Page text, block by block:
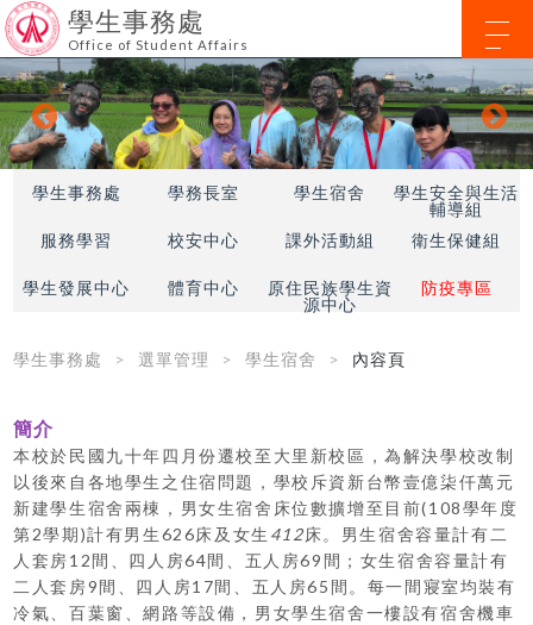
學生事務處
Office of Student Affairs
學生事務處 學務長室 學生宿舍
學生安全與生活
輔導組
服務學習
校安中心 課外活動組 衛生保健組
學生發展中心 體育中心
原住民族學生資
源中心
防疫專區
學生事務處 選單管理 學生宿舍 內容頁
簡介
本校於民國九十年四月份遷校至大里新校區，為解決學校改制
以後來自各地學生之住宿問題，學校斥資新台幣壹億柒仟萬元
新建學生宿舍兩棟，男女生宿舍床位數擴增至目前(108學年度
第2學期)計有男生626床及女生 412床。男生宿舍容量計有二
人套房12間、四人房64間、五人房69間；女生宿舍容量計有
二人套房9間、四人房17間、五人房65間。每一間寢室均裝有
冷氣、百葉窗、網路等設備，男女學生宿舍一樓設有宿舍機車